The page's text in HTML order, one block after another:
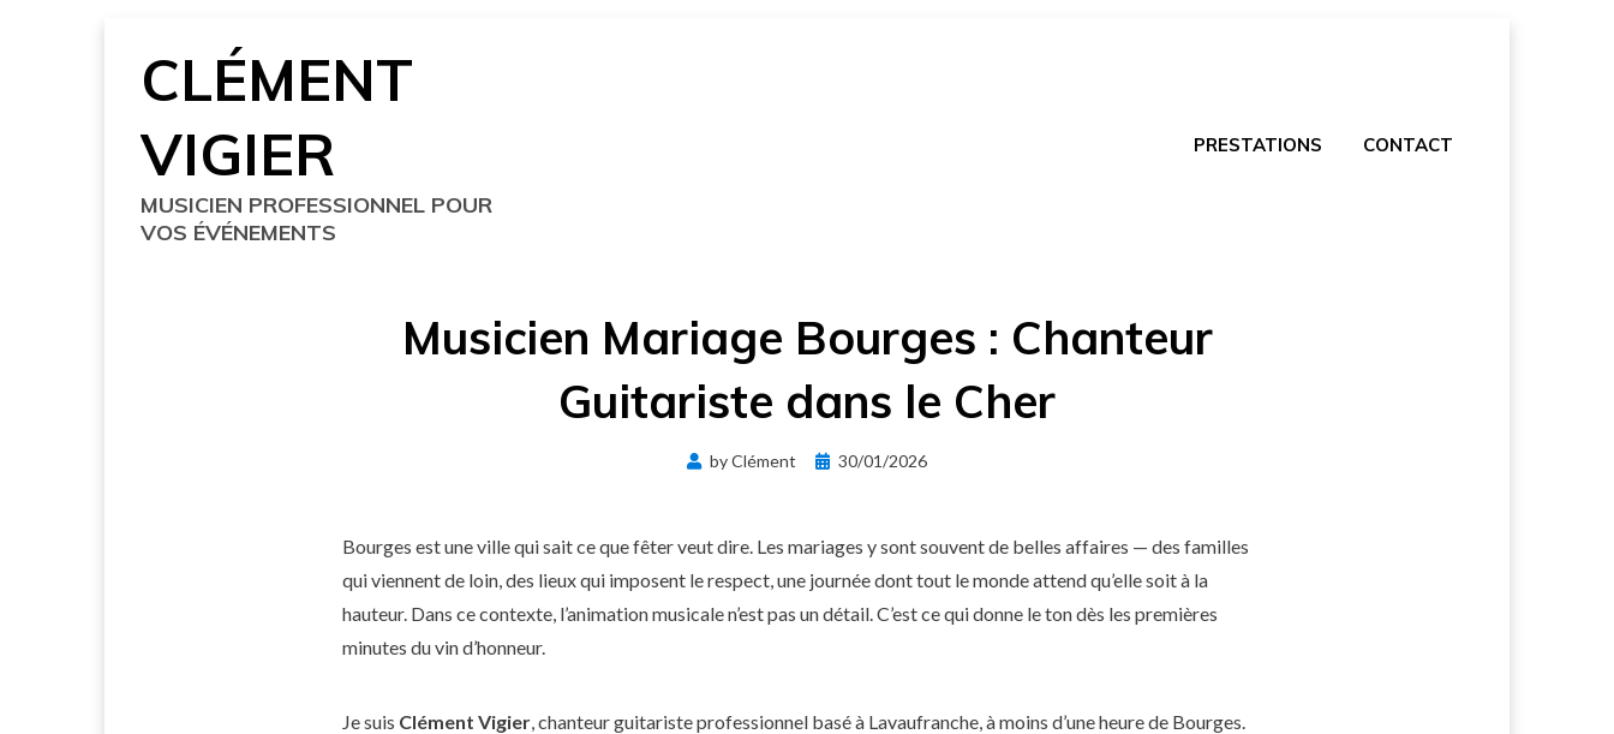
CLÉMENT
VIGIER
MUSICIEN PROFESSIONNEL POUR
VOS ÉVÉNEMENTS
PRESTATIONS CONTACT
Musicien Mariage Bourges : Chanteur
Guitariste dans le Cher
byClément
Posted
30/01/2026
Bourges est une ville qui sait ce que fêter veut dire. Les mariages y sont souvent de belles affaires — des familles
qui viennent de loin, des lieux qui imposent le respect, une journée dont tout le monde attend qu’elle soit à la
hauteur. Dans ce contexte, l’animation musicale n’est pas un détail. C’est ce qui donne le ton dès les premières
minutes du vin d’honneur.
Je suis Clément Vigier, chanteur guitariste professionnel basé à Lavaufranche, à moins d’une heure de Bourges.